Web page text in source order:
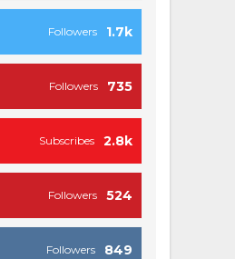
1.7k
Followers
735
Followers
2.8k
Subscribes
524
Followers
849
Followers